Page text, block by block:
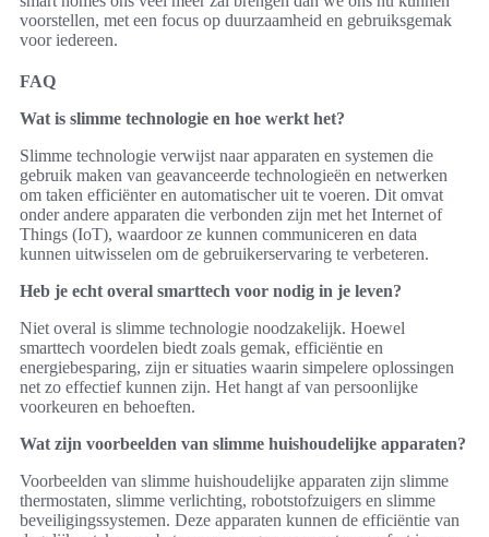
voorstellen, met een focus op duurzaamheid en gebruiksgemak
voor iedereen.
FAQ
Wat is slimme technologie en hoe werkt het?
Slimme technologie verwijst naar apparaten en systemen die
gebruik maken van geavanceerde technologieën en netwerken
om taken efficiënter en automatischer uit te voeren. Dit omvat
onder andere apparaten die verbonden zijn met het Internet of
Things (IoT), waardoor ze kunnen communiceren en data
kunnen uitwisselen om de gebruikerservaring te verbeteren.
Heb je echt overal smarttech voor nodig in je leven?
Niet overal is slimme technologie noodzakelijk. Hoewel
smarttech voordelen biedt zoals gemak, efficiëntie en
energiebesparing, zijn er situaties waarin simpelere oplossingen
net zo effectief kunnen zijn. Het hangt af van persoonlijke
voorkeuren en behoeften.
Wat zijn voorbeelden van slimme huishoudelijke apparaten?
Voorbeelden van slimme huishoudelijke apparaten zijn slimme
thermostaten, slimme verlichting, robotstofzuigers en slimme
beveiligingssystemen. Deze apparaten kunnen de efficiëntie van